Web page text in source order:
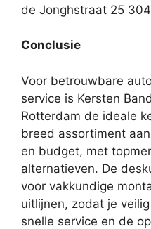
de Jonghstraat 25
Conclusie
Voor betrouwbare
service is Kersten
Rotterdam de ideale
breed assortiment
en budget, met
alternatieven. De
voor vakkundige
uitlijnen, zodat je
snelle service en de